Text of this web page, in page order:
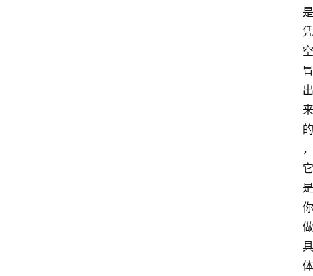
是
凭
空
冒
出
来
的
，
它
是
你
做
具
体